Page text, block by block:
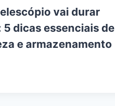
vai durar
5 dicas essenciais de
e armazenamento